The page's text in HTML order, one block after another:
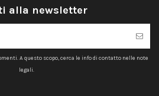
alla newsletter
A questo scopo, cerca le info di contatto nelle note
legali.